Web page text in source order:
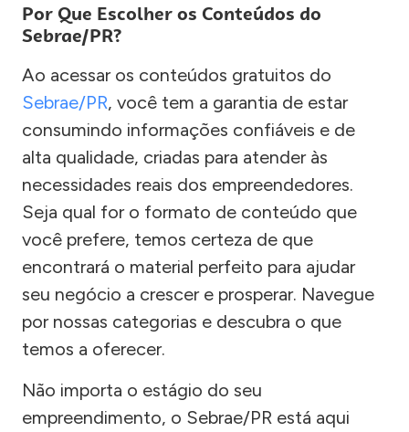
Por Que Escolher os Conteúdos do
Sebrae/PR?
Ao acessar os conteúdos gratuitos do
Sebrae/PR, você tem a garantia de estar
consumindo informações confiáveis e de
alta qualidade, criadas para atender às
necessidades reais dos empreendedores.
Seja qual for o formato de conteúdo que
você prefere, temos certeza de que
encontrará o material perfeito para ajudar
seu negócio a crescer e prosperar. Navegue
por nossas categorias e descubra o que
temos a oferecer.
Não importa o estágio do seu
empreendimento, o Sebrae/PR está aqui